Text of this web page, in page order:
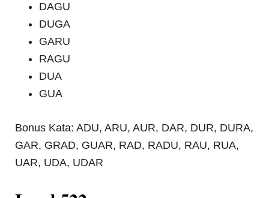
DAGU
DUGA
GARU
RAGU
DUA
GUA
Bonus Kata: ADU, ARU, AUR, DAR, DUR, DURA,
GAR, GRAD, GUAR, RAD, RADU, RAU, RUA,
UAR, UDA, UDAR